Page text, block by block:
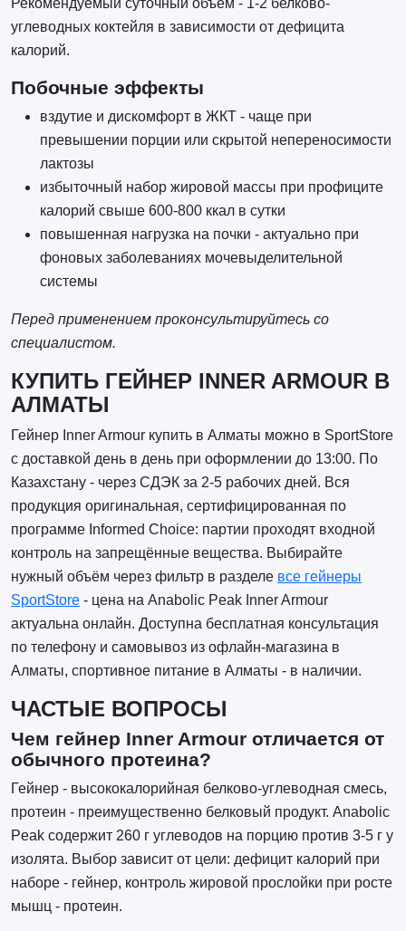
углеводных коктейля в зависимости от дефицита
калорий.
Побочные эффекты
вздутие и дискомфорт в ЖКТ - чаще при
превышении порции или скрытой непереносимости
лактозы
избыточный набор жировой массы при профиците
калорий свыше 600-800 ккал в сутки
повышенная нагрузка на почки - актуально при
фоновых заболеваниях мочевыделительной
системы
Перед применением проконсультируйтесь со
специалистом.
КУПИТЬ ГЕЙНЕР INNER ARMOUR В
АЛМАТЫ
Гейнер Inner Armour купить в Алматы можно в SportStore
с доставкой день в день при оформлении до 13:00. По
Казахстану - через СДЭК за 2-5 рабочих дней. Вся
продукция оригинальная, сертифицированная по
программе Informed Choice: партии проходят входной
контроль на запрещённые вещества. Выбирайте
нужный объём через фильтр в разделе все гейнеры
SportStore- цена на Anabolic Peak Inner Armour
актуальна онлайн. Доступна бесплатная консультация
по телефону и самовывоз из офлайн-магазина в
Алматы, спортивное питание в Алматы - в наличии.
ЧАСТЫЕ ВОПРОСЫ
Чем гейнер Inner Armour отличается от
обычного протеина?
Гейнер - высококалорийная белково-углеводная смесь,
протеин - преимущественно белковый продукт. Anabolic
Peak содержит 260 г углеводов на порцию против 3-5 г у
изолята. Выбор зависит от цели: дефицит калорий при
наборе - гейнер, контроль жировой прослойки при росте
мышц - протеин.